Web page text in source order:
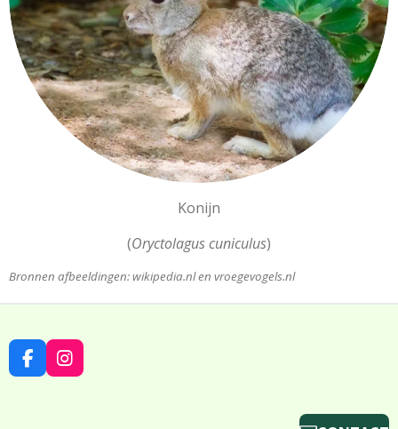
Konijn
(Oryctolagus cuniculus)
Bronnen afbeeldingen: wikipedia.nl en vroegevogels.nl
F
A
I
N